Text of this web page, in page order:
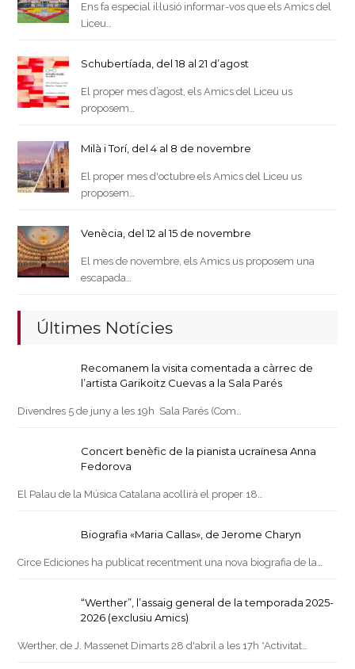
Ens fa especial il·lusió informar-vos que els Amics del
Liceu…
Schubertíada, del 18 al 21 d’agost
El proper mes d’agost, els Amics del Liceu us
proposem…
Milà i Torí, del 4 al 8 de novembre
El proper mes d'octubre els Amics del Liceu us
proposem…
Venècia, del 12 al 15 de novembre
El mes de novembre, els Amics us proposem una
escapada…
Últimes Notícies
Recomanem la visita comentada a càrrec de
l’artista Garikoitz Cuevas a la Sala Parés
Divendres 5 de juny a les 19h Sala Parés (Com…
Concert benèfic de la pianista ucraïnesa Anna
Fedorova
El Palau de la Música Catalana acollirà el proper 18…
Biografia «Maria Callas», de Jerome Charyn
Circe Ediciones ha publicat recentment una nova biografia de la…
“Werther”, l’assaig general de la temporada 2025-
2026 (exclusiu Amics)
Werther, de J. Massenet Dimarts 28 d'abril a les 17h *Activitat…